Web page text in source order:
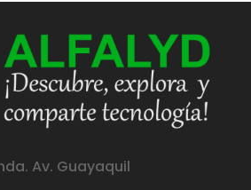
Av. Guayaquil